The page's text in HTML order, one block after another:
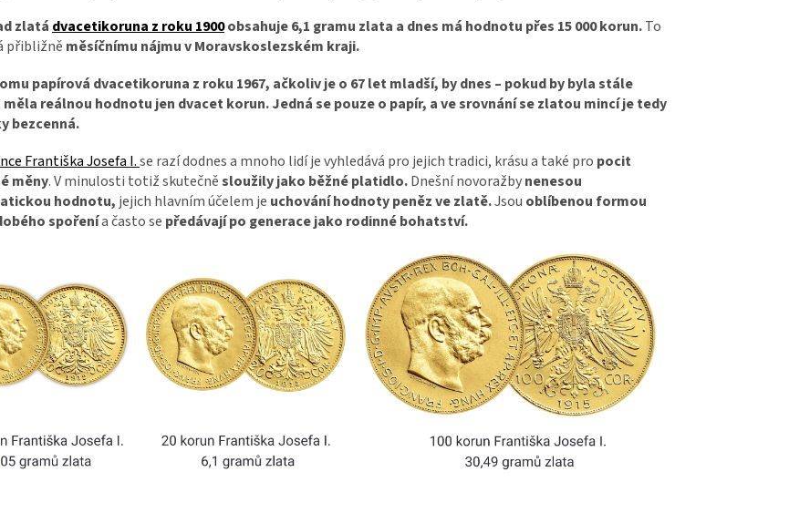
zlatá dvacetikoruna z roku 1900obsahuje 6,1 gramu zlata a dnes má hodnotu přes 15 000 korun.To
přibližně měsíčnímu nájmu v Moravskoslezském kraji.
papírová dvacetikoruna z roku 1967, ačkoliv je o 67 let mladší, by dnes – pokud by byla stále
měla reálnou hodnotu jen dvacet korun.Jedná se pouze o papír, a ve srovnání se zlatou mincí je tedy
bezcenná.
Františka Josefa I.se razí dodnes a mnoho lidí je vyhledává pro jejich tradici, krásu a také pro pocit
měny. V minulosti totiž skutečněsloužily jako běžné platidlo.Dnešní novoražbynenesou
hodnotu, jejich hlavním účelem je uchování hodnoty peněz ve zlatě.Jsou oblíbenou formou
spořenía často se předávají po generace jako rodinné bohatství.